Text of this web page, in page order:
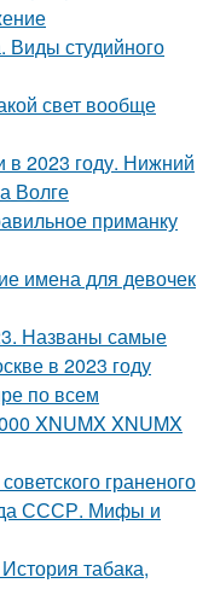
Виды студийного
свет вообще
2023 году. Нижний
Волге
приманку
имена для девочек
Названы самые
в 2023 году
по всем
XNUMX XNUMX
граненого
СССР. Мифы и
табака,